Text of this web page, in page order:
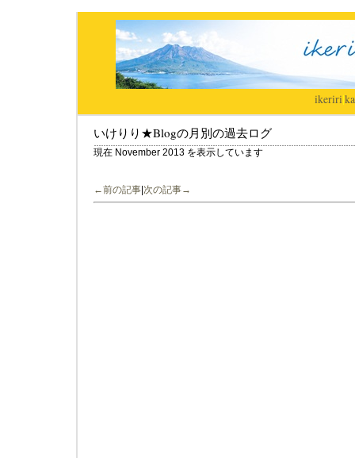
ikeriri|
いけりり★Blogの月別の過去ログ
現在 November 2013 を表示しています
←前の記事 次の記事→